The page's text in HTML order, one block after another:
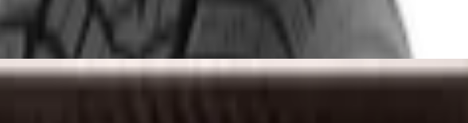
Set mit 12 Stück, Stärke 1,00 mm, Nylon